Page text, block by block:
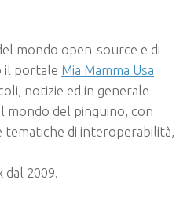
mondo open-source e di
il portale Mia Mamma Usa
notizie ed in generale
del pinguino, con
di interoperabilità,
dal 2009.